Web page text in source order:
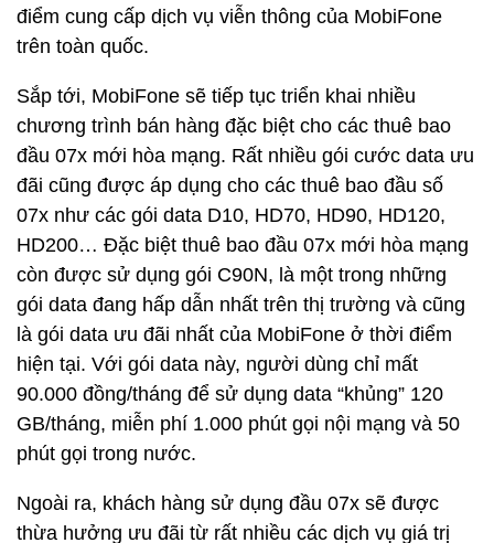
điểm cung cấp dịch vụ viễn thông của MobiFone
trên toàn quốc.
Sắp tới, MobiFone sẽ tiếp tục triển khai nhiều
chương trình bán hàng đặc biệt cho các thuê bao
đầu 07x mới hòa mạng. Rất nhiều gói cước data ưu
đãi cũng được áp dụng cho các thuê bao đầu số
07x như các gói data D10, HD70, HD90, HD120,
HD200… Đặc biệt thuê bao đầu 07x mới hòa mạng
còn được sử dụng gói C90N, là một trong những
gói data đang hấp dẫn nhất trên thị trường và cũng
là gói data ưu đãi nhất của MobiFone ở thời điểm
hiện tại. Với gói data này, người dùng chỉ mất
90.000 đồng/tháng để sử dụng data “khủng” 120
GB/tháng, miễn phí 1.000 phút gọi nội mạng và 50
phút gọi trong nước.
Ngoài ra, khách hàng sử dụng đầu 07x sẽ được
thừa hưởng ưu đãi từ rất nhiều các dịch vụ giá trị